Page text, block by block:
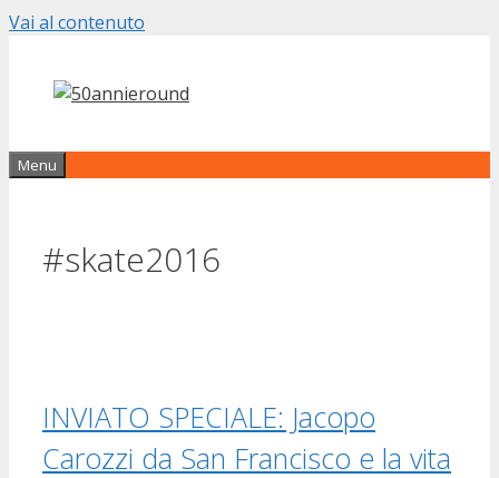
Vai al contenuto
Menu
#skate2016
INVIATO SPECIALE: Jacopo
Carozzi da San Francisco e la vita